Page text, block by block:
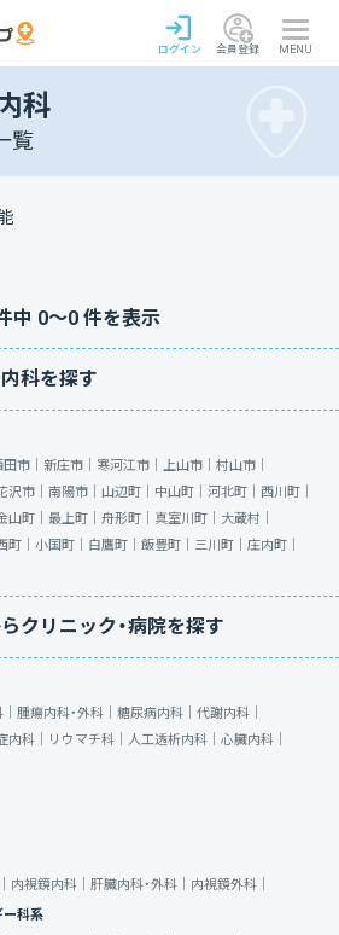
ログイン 会員登録 MENU
科
覧
中 0〜0件を表示
科を探す
市｜ 新庄市｜ 寒河江市｜ 上山市｜ 村山市｜
沢市｜ 南陽市｜ 山辺町｜ 中山町｜ 河北町｜ 西川町｜
山町｜ 最上町｜ 舟形町｜ 真室川町｜ 大蔵村｜
町｜ 小国町｜ 白鷹町｜ 飯豊町｜ 三川町｜ 庄内町｜
クリニック・病院を探す
腫瘍内科・外科｜ 糖尿病内科｜ 代謝内科｜
内科｜ リウマチ科｜ 人工透析内科｜ 心臓内科｜
内視鏡内科｜ 肝臓内科・外科｜ 内視鏡外科｜
ー科系